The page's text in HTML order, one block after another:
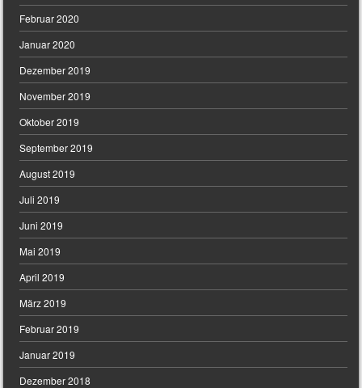
Februar 2020
Januar 2020
Dezember 2019
November 2019
Oktober 2019
September 2019
August 2019
Juli 2019
Juni 2019
Mai 2019
April 2019
März 2019
Februar 2019
Januar 2019
Dezember 2018